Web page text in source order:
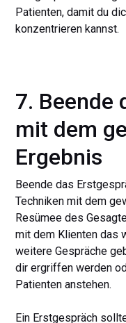
Patienten, damit du
konzentrieren kannst.
7. Beende
mit dem
Ergebnis
Beende das
Techniken mit dem
Resümee des
mit dem Klienten das
weitere Gespräche
dir ergriffen werden
Patienten anstehen.
Ein Erstgespräch